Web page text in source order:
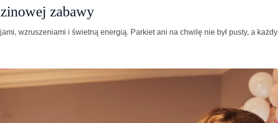
zabawy
wzruszeniami i świetną energią. Parkiet ani na chwilę nie był pusty, a każdy